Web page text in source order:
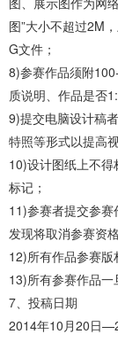
图”大小不超过2M
G文件；
8)参赛作品须附
质说明、作品是否
9)提交电脑设计稿
特照等形式以提高
10)设计图纸上不
标记；
11)参赛者提交参
发现将取消参赛资
12)所有作品参赛版
13)所有参赛作品一
7、投稿日期
2014年10月20日